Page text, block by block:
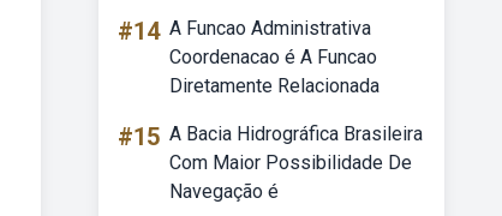
#14 A Funcao Administrativa
Coordenacao é A Funcao
Diretamente Relacionada
#15 A Bacia Hidrográfica Brasileira
Com Maior Possibilidade De
Navegação é